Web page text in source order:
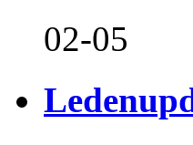
02-05